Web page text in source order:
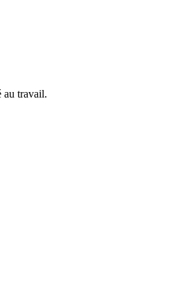
au travail.